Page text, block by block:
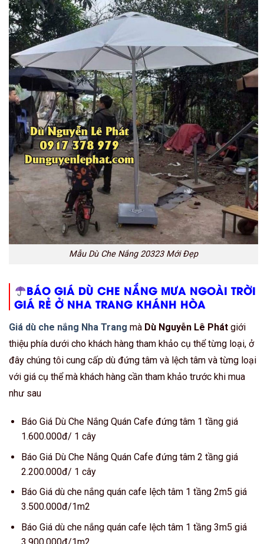
Mẫu Dù Che Nắng 20323 Mới Đẹp
BÁO GIÁ DÙ CHE NẮNG MƯA NGOÀI TRỜI
GIÁ RẺ Ở NHA TRANG KHÁNH HÒA
Giá dù che nắng Nha Trang mà Dù Nguyễn Lê Phát giới
thiệu phía dưới cho khách hàng tham khảo cụ thể từng loại, ở
đây chúng tôi cung cấp dù đứng tâm và lệch tâm và từng loại
với giá cụ thể mà khách hàng cần tham khảo trước khi mua
như sau
Báo Giá Dù Che Nắng Quán Cafe đứng tâm 1 tầng giá
1.600.000đ/ 1 cây
Báo Giá Dù Che Nắng Quán Cafe đứng tâm 2 tầng giá
2.200.000đ/ 1 cây
Báo Giá dù che nắng quán cafe lệch tâm 1 tầng 2m5 giá
3.500.000đ/1m2
Báo Giá dù che nắng quán cafe lệch tâm 1 tầng 3m5 giá